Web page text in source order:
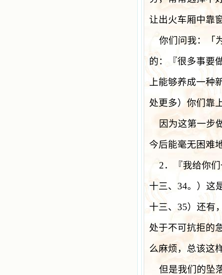
让出火车厢中靠
你们问我：「
的：『很多事要
上能够养成一种
处更多）你们靠
因为这第一步
今后能毫无困难
2．『我给你
十三、 34。）这
十三、 35）还有
处于不可抗拒的
么麻烦，总该这
但是我们的坠